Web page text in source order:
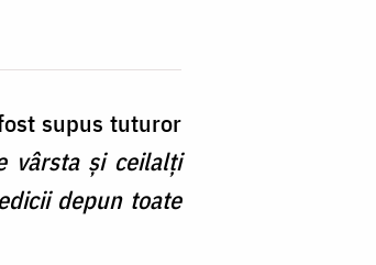
supus tuturor
vârsta și ceilalți
depun toate